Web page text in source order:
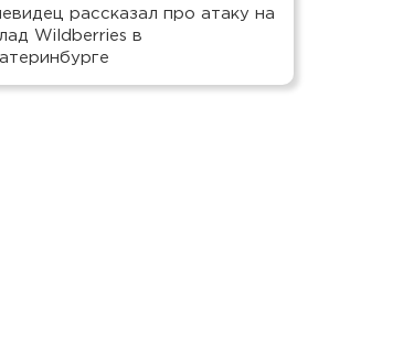
рассказал про атаку на
Wildberries в